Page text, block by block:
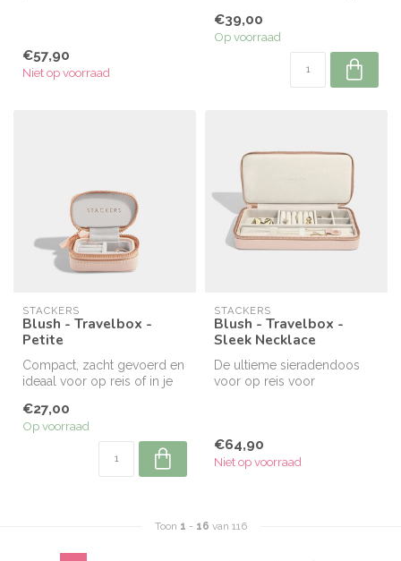
€57,90
Niet op voorraad
€39,00
Op voorraad
STACKERS
Blush - Travelbox -
Petite
Compact, zacht gevoerd en
ideaal voor op reis of in je
€27,00
Op voorraad
STACKERS
Blush - Travelbox -
Sleek Necklace
De ultieme sieradendoos
voor op reis voor
€64,90
Niet op voorraad
Toon 1 - 16 van 116